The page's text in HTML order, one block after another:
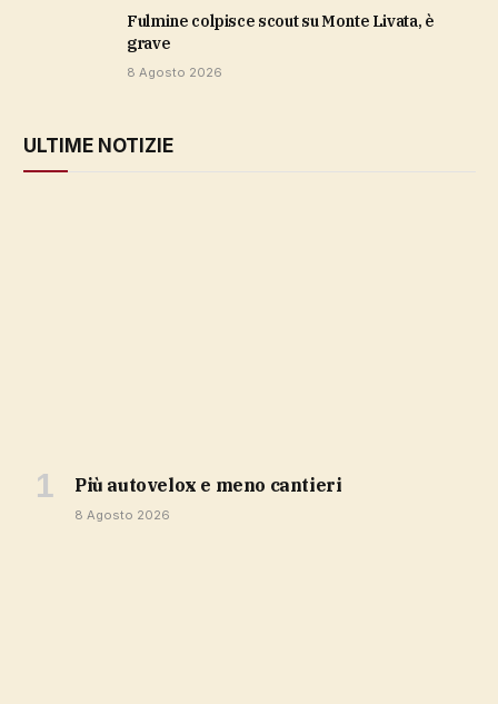
Fulmine colpisce scout su Monte Livata, è
grave
8 Agosto 2026
ULTIME NOTIZIE
più autovelox e meno cantieri
8 Agosto 2026